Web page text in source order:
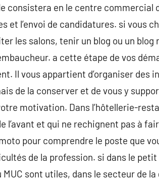
consistera en le centre commercial
et l’envoi de candidatures. si vous
les salons, tenir un blog ou un
a cette étape de vos
Il vous appartient d’organiser des
de la conserver et de vous y
motivation. Dans l’hôtellerie-
l’avant et qui ne rechignent pas à
pour comprendre le poste que
de la profession. si dans le
sont utiles, dans le secteur de